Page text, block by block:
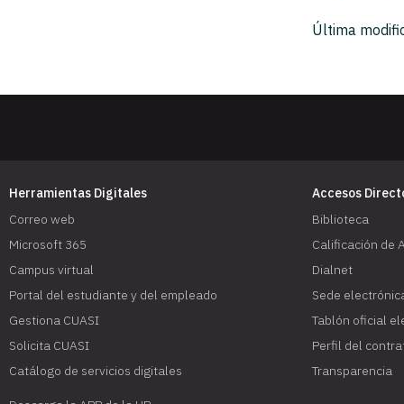
Última
Herramientas Digitales
Correo web
Microsoft 365
Campus virtual
Portal del estudiante y del empleado
Gestiona CUASI
Solicita CUASI
Catálogo de servicios digitales
Accesos
Biblioteca
Calificación de
Dialnet
Sede
Tablón oficial
Perfil del
Transparencia